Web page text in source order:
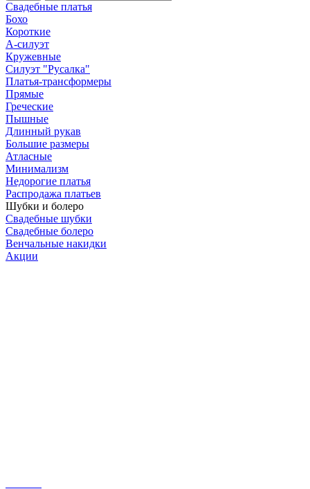
Свадебные платья
Бохо
Короткие
А-силуэт
Кружевные
Силуэт "Русалка"
Платья-трансформеры
Прямые
Греческие
Пышные
Длинный рукав
Большие размеры
Атласные
Минимализм
Недорогие платья
Распродажа платьев
Шубки и болеро
Свадебные шубки
Свадебные болеро
Венчальные накидки
Акции